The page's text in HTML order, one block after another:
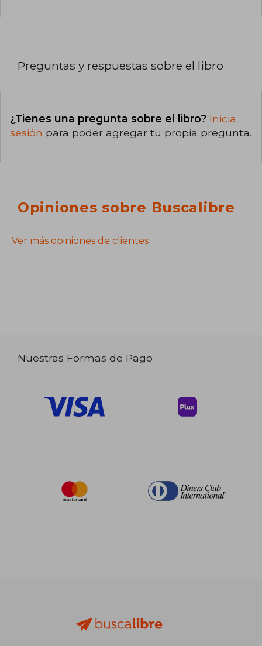
Preguntas y respuestas sobre el libro
¿Tienes una pregunta sobre el libro? Inicia
sesión para poder agregar tu propia pregunta.
Opiniones sobre Buscalibre
Ver más opiniones de clientes
Nuestras Formas de Pago